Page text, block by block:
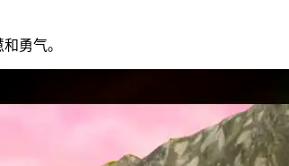
勇气。